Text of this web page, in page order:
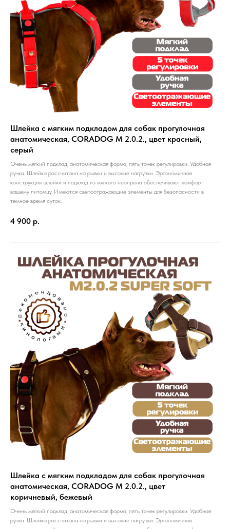
Шлейка с мягким подкладом для собак прогулочная
анатомическая, CORADOG M 2.0.2., цвет красный,
серый
Очень мягкий подклад, анатомическая форма, пять точек регулировки. Удобная
ручка. Шлейка рассчитана на рывки и высокие нагрузки. Эргономичная
конструкция шлейки и подклад из мягкого неопрена обеспечивают комфорт
вашему питомцу. Имеются светоотражающие элементы для безопасности в
темное время суток.
4 900 р.
Шлейка с мягким подкладом для собак прогулочная
анатомическая, CORADOG M 2.0.2., цвет
коричневый, бежевый
Очень мягкий подклад, анатомическая форма, пять точек регулировки. Удобная
ручка. Шлейка рассчитана на рывки и высокие нагрузки. Эргономичная